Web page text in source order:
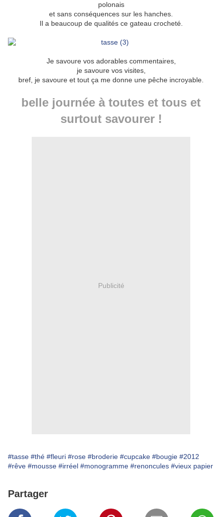
polonais
et sans conséquences sur les hanches.
Il a beaucoup de qualités ce gateau crocheté.
Je savoure vos adorables commentaires,
je savoure vos visites,
bref, je savoure et tout ça me donne une pêche incroyable.
belle journée à toutes et tous et
surtout savourer !
Publicité
#tasse #thé #fleuri #rose #broderie #cupcake #bougie #2012
#rêve #mousse #irréel #monogramme #renoncules #vieux papier
Partager